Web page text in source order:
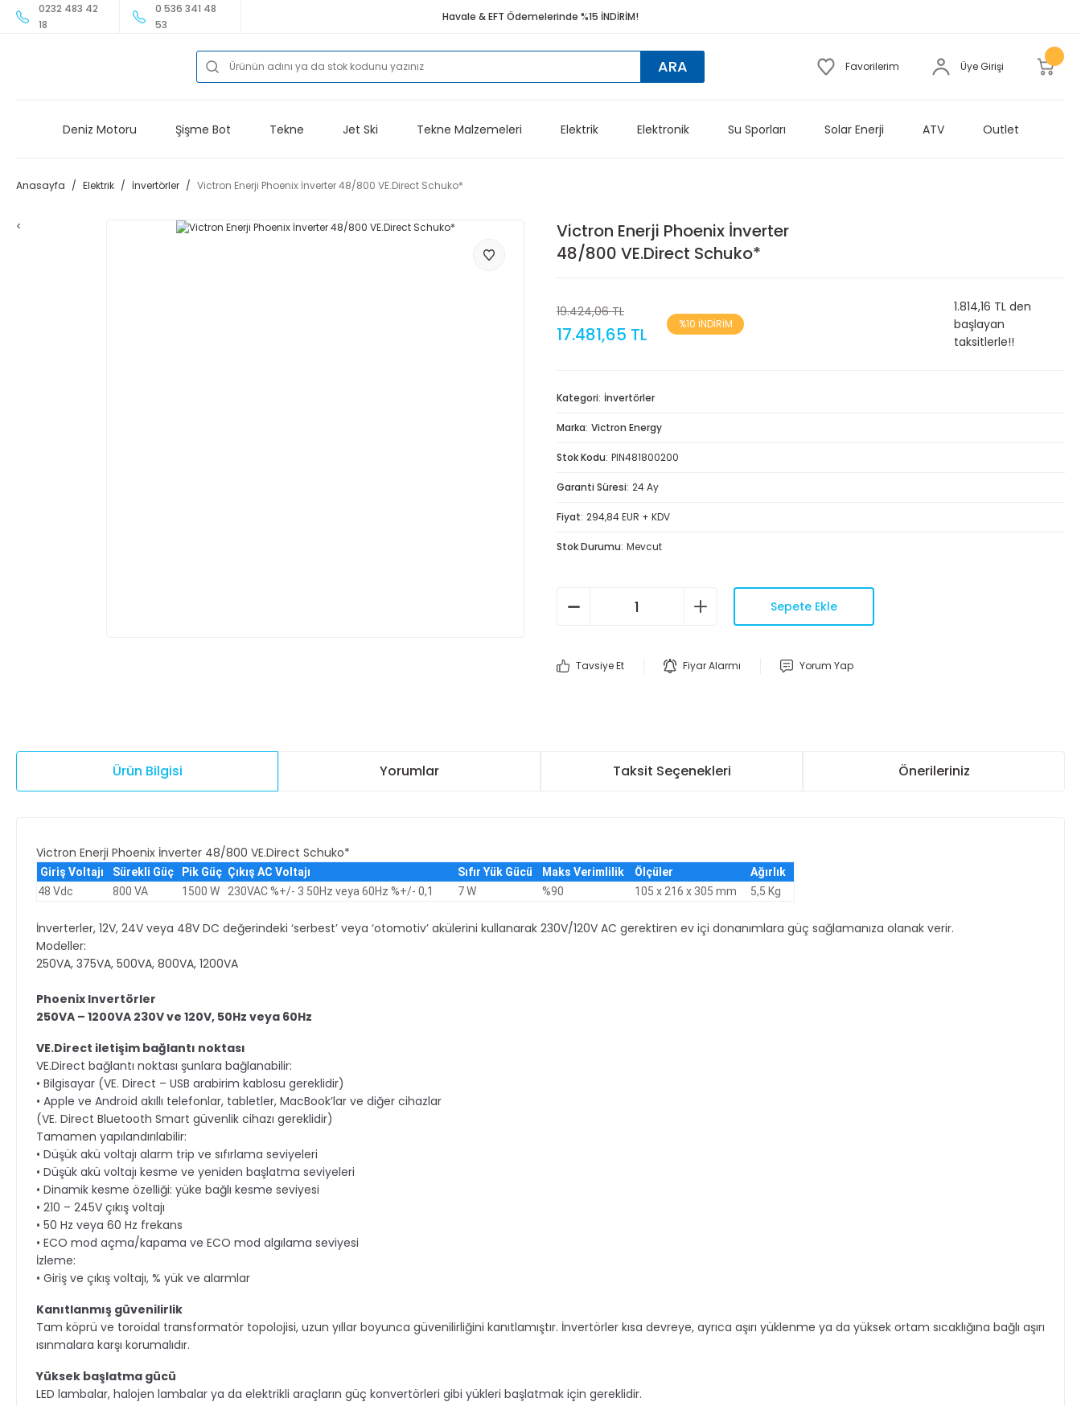
0232 483 42
18
0 536 341 48
53
Havale & EFT Ödemelerinde %15 İNDİRİM!
ARA Favorilerim Üye Girişi
Deniz Motoru Şişme Bot Tekne Jet Ski Tekne Malzemeleri Elektrik Elektronik Su Sporları Solar Enerji ATV Outlet
Anasayfa Elektrik İnvertörler Victron Enerji Phoenix İnverter 48/800 VE.Direct Schuko*
<
Victron Enerji Phoenix İnverter
48/800 VE.Direct Schuko*
19.424,06 TL
17.481,65 TL %10 İNDİRİM
1.814,16 TL den
başlayan
taksitlerle!!
Kategori İnvertörler
Marka Victron Energy
Stok Kodu PIN481800200
Garanti Süresi 24 Ay
Fiyat 294,84 EUR + KDV
Stok Durumu Mevcut
Sepete Ekle
Tavsiye Et Fiyar Alarmı Yorum Yap
Ürün Bilgisi Yorumlar Taksit Seçenekleri Önerileriniz
Victron Enerji Phoenix İnverter 48/800 VE.Direct Schuko*
Giriş Voltajı Sürekli Güç Pik Güç Çıkış AC Voltajı Sıfır Yük Gücü Maks Verimlilik Ölçüler
Ağırlık
48 Vdc
800 VA 1500 W 230VAC %+/- 3 50Hz veya 60Hz %+/- 0,1 7 W %90 105 x 216 x 305 mm 5,5 Kg
İnverterler, 12V, 24V veya 48V DC değerindeki ‘serbest’ veya ‘otomotiv’ akülerini kullanarak 230V/120V AC gerektiren ev içi donanımlara güç sağlamanıza olanak verir.
Modeller:
250VA, 375VA, 500VA, 800VA, 1200VA
Phoenix Invertörler
250VA – 1200VA 230V ve 120V, 50Hz veya 60Hz
VE.Direct iletişim bağlantı noktası
VE.Direct bağlantı noktası şunlara bağlanabilir:
• Bilgisayar (VE. Direct – USB arabirim kablosu gereklidir)
• Apple ve Android akıllı telefonlar, tabletler, MacBook’lar ve diğer cihazlar
(VE. Direct Bluetooth Smart güvenlik cihazı gereklidir)
Tamamen yapılandırılabilir:
• Düşük akü voltajı alarm trip ve sıfırlama seviyeleri
• Düşük akü voltajı kesme ve yeniden başlatma seviyeleri
• Dinamik kesme özelliği: yüke bağlı kesme seviyesi
• 210 – 245V çıkış voltajı
• 50 Hz veya 60 Hz frekans
• ECO mod açma/kapama ve ECO mod algılama seviyesi
İzleme:
• Giriş ve çıkış voltajı, % yük ve alarmlar
Kanıtlanmış güvenilirlik
Tam köprü ve toroidal transformatör topolojisi, uzun yıllar boyunca güvenilirliğini kanıtlamıştır. İnvertörler kısa devreye, ayrıca aşırı yüklenme ya da yüksek ortam sıcaklığına bağlı aşırı
ısınmalara karşı korumalıdır.
Yüksek başlatma gücü
LED lambalar, halojen lambalar ya da elektrikli araçların güç konvertörleri gibi yükleri başlatmak için gereklidir.